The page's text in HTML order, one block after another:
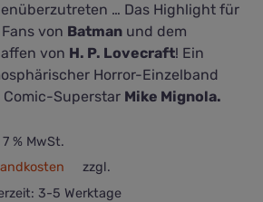
… Das Highlight für
von Batman und dem
von H. P. Lovecraft! Ein
Horror-Einzelband
Comic-Superstar Mike Mignola.
% MwSt.
zzgl.
3-5 Werktage